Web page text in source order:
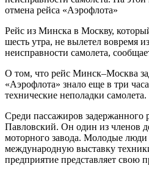
отмена рейса «Аэрофлота»
Рейс из Минска в Москву,
шесть утра, не вылетел вовремя
неисправности самолета,
О том, что рейс Минск–Москва
«Аэрофлота» знало еще в три
технические неполадки самолета.
Среди пассажиров задержанного
Павловский. Он один из членов
моторного завода. Молодые люди
международную выставку
предприятие представляет свою